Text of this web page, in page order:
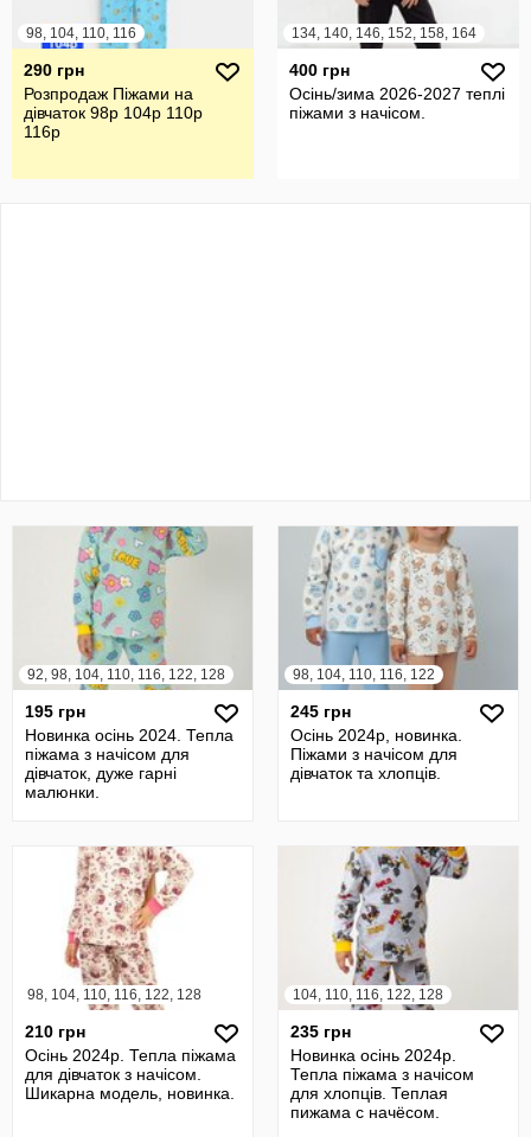
98, 104, 110, 116
290 грн
Розпродаж Піжами на
дівчаток 98р 104р 110р
116р
134, 140, 146, 152, 158, 164
400 грн
Осінь/зима 2026-2027 теплі
піжами з начісом.
92, 98, 104, 110, 116, 122, 128
195 грн
Новинка осінь 2024. Тепла
піжама з начісом для
дівчаток, дуже гарні
малюнки.
98, 104, 110, 116, 122
245 грн
Осінь 2024р, новинка.
Піжами з начісом для
дівчаток та хлопців.
98, 104, 110, 116, 122, 128
210 грн
Осінь 2024р. Тепла піжама
для дівчаток з начісом.
Шикарна модель, новинка.
104, 110, 116, 122, 128
235 грн
Новинка осінь 2024р.
Тепла піжама з начісом
для хлопців. Теплая
пижама с начёсом.